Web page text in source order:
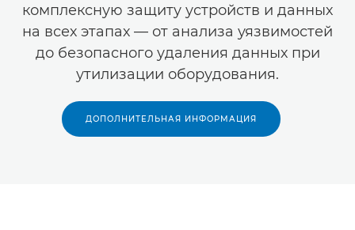
комплексную защиту устройств и данных
на всех этапах — от анализа уязвимостей
до безопасного удаления данных при
утилизации оборудования.
ДОПОЛНИТЕЛЬНАЯ ИНФОРМАЦИЯ